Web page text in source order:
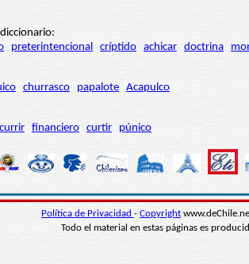
preterintencional críptido achicar doctrina
churrasco papalote Acapulco
financiero curtir púnico
Política de Privacidad - Copyright
Todo el material en estas páginas es